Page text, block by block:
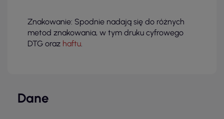
Znakowanie: Spodnie nadają się do różnych
metod znakowania, w tym druku cyfrowego
DTG oraz haftu.
Dane